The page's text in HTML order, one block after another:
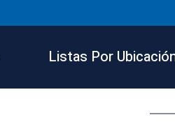
Listas Por